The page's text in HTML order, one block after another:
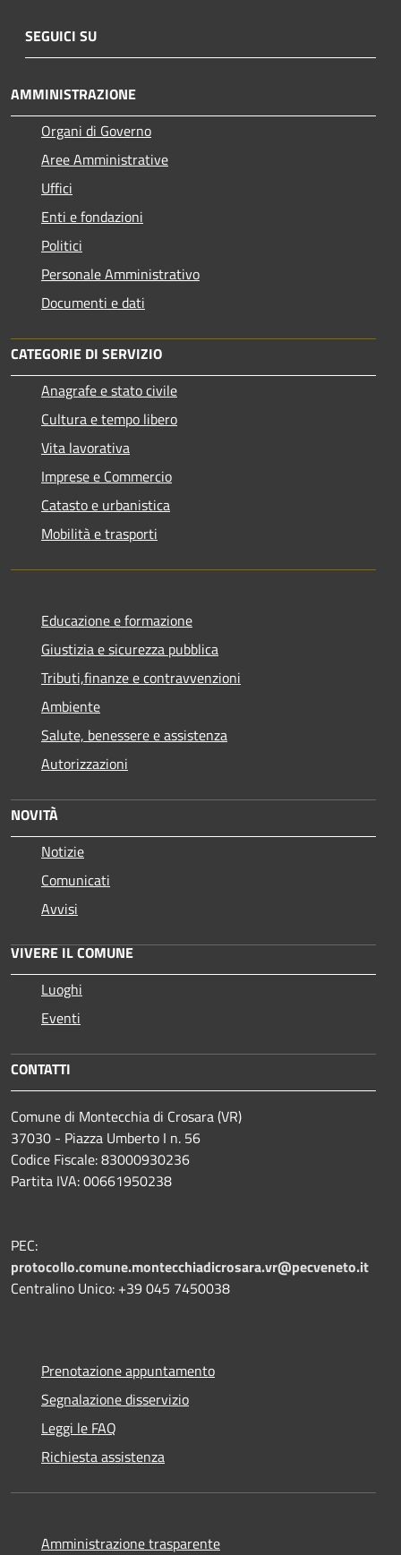
SEGUICI SU
AMMINISTRAZIONE
Organi di Governo
Aree Amministrative
Uffici
Enti e fondazioni
Politici
Personale Amministrativo
Documenti e dati
CATEGORIE DI SERVIZIO
Anagrafe e stato civile
Cultura e tempo libero
Vita lavorativa
Imprese e Commercio
Catasto e urbanistica
Mobilità e trasporti
Educazione e formazione
Giustizia e sicurezza pubblica
Tributi,finanze e contravvenzioni
Ambiente
Salute, benessere e assistenza
Autorizzazioni
NOVITÀ
Notizie
Comunicati
Avvisi
VIVERE IL COMUNE
Luoghi
Eventi
CONTATTI
Comune di Montecchia di Crosara (VR)
37030 - Piazza Umberto I n. 56
Codice Fiscale: 83000930236
Partita IVA: 00661950238
PEC:
protocollo.comune.montecchiadicrosara.vr@pecveneto.it
Centralino Unico: +39 045 7450038
Prenotazione appuntamento
Segnalazione disservizio
Leggi le FAQ
Richiesta assistenza
Amministrazione trasparente